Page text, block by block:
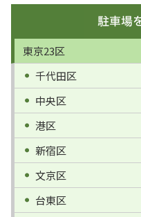
東京23区
千代田区
中央区
港区
新宿区
文京区
台東区